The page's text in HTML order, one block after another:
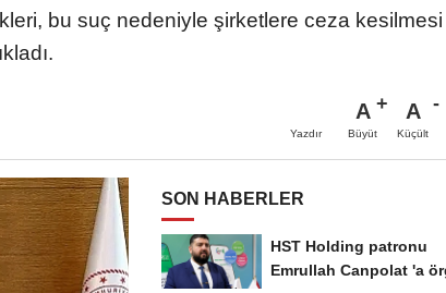
bu suç nedeniyle şirketlere ceza kesilmesi
Yazdır
A
Büyüt
A
Küçült
SON HABERLER
HST Holding patronu
Emrullah Canpolat 'a